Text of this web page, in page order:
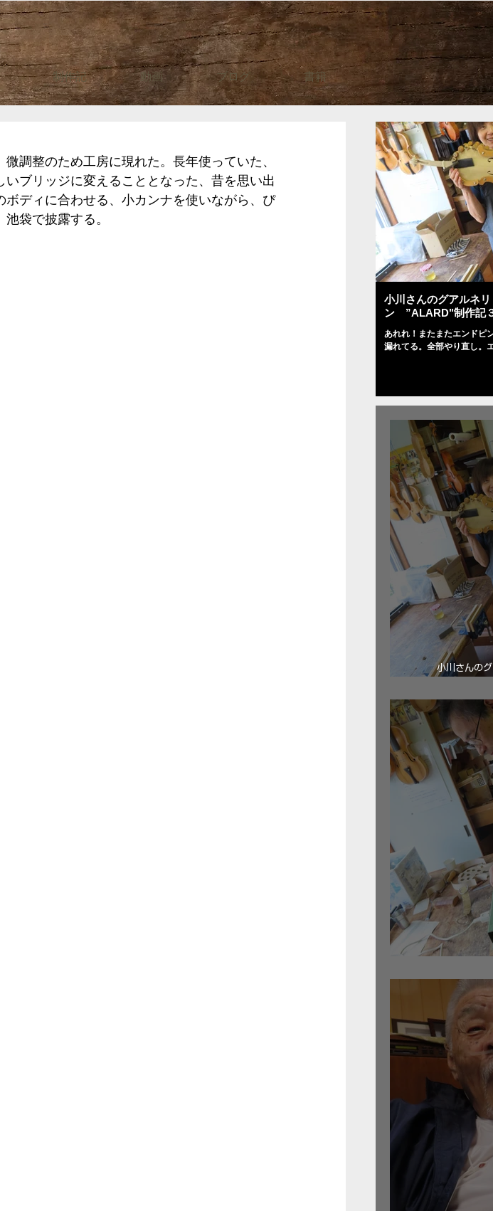
制作記 動画 ブログ 書籍
調整のため工房に現れた。長年使っていた、
ブリッジに変えることとなった、昔を思い出
ディに合わせる、小カンナを使いながら、ぴ
袋で披露する。
小川さんのグアルネ
ン ”ALARD"制作記
あれれ！またまたエンドピ
漏れてる。全部やり直し。
小川さんの